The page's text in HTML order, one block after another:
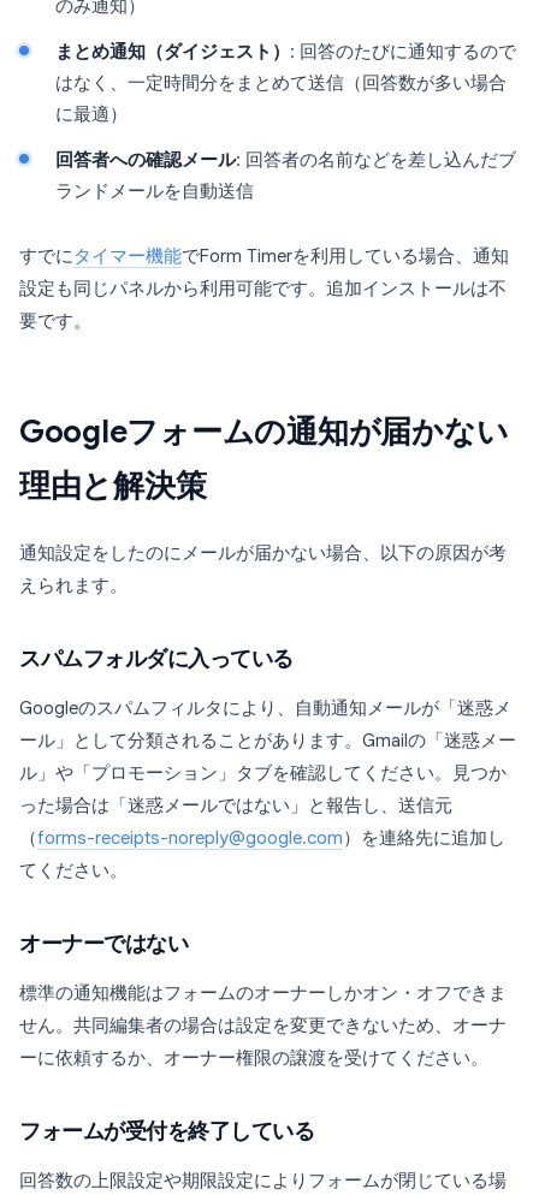
のみ通知）
まとめ通知（ダイジェスト） : 回答のたびに通知するので
はなく、一定時間分をまとめて送信（回答数が多い場合
に最適）
回答者への確認メール: 回答者の名前などを差し込んだブ
ランドメールを自動送信
すでにタイマー機能でForm Timerを利用している場合、通知
設定も同じパネルから利用可能です。追加インストールは不
要です。
Googleフォームの通知が届かない
理由と解決策
通知設定をしたのにメールが届かない場合、以下の原因が考
えられます。
スパムフォルダに入っている
Googleのスパムフィルタにより、自動通知メールが「迷惑メ
ール」として分類されることがあります。Gmailの「迷惑メー
ル」や「プロモーション」タブを確認してください。見つか
った場合は「迷惑メールではない」と報告し、送信元
（forms-receipts-noreply@google.com）を連絡先に追加し
てください。
オーナーではない
標準の通知機能はフォームのオーナーしかオン・オフできま
せん。共同編集者の場合は設定を変更できないため、オーナ
ーに依頼するか、オーナー権限の譲渡を受けてください。
フォームが受付を終了している
回答数の上限設定や期限設定によりフォームが閉じている場